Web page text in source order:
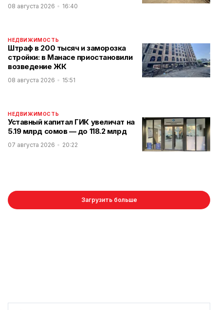
08 августа 2026 16:40
НЕДВИЖИМОСТЬ
Штраф в 200 тысяч и заморозка
стройки: в Манасе приостановили
возведение ЖК
08 августа 2026 15:51
НЕДВИЖИМОСТЬ
Уставный капитал ГИК увеличат на
5.19 млрд сомов — до 118.2 млрд
07 августа 2026 20:22
Загрузить больше